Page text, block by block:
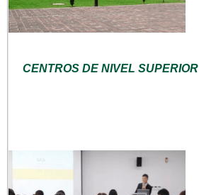
CENTROS DE NIVEL SUPERIOR